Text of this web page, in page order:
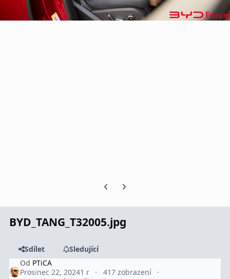
Předchozí snímek karuselu
Další snímek karuselu
BYD_TANG_T32005.jpg
Sdílet
Sledující
Od PTiCA
Prosinec 22, 20241 r
417 zobrazení